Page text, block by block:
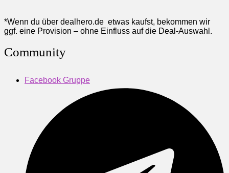
*Wenn du über dealhero.de etwas kaufst, bekommen wir
ggf. eine Provision – ohne Einfluss auf die Deal-Auswahl.
Community
Facebook Gruppe